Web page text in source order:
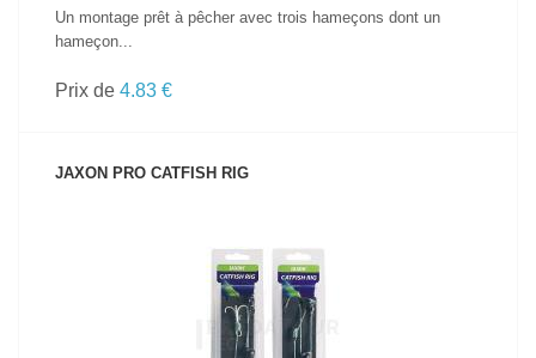
Un montage prêt à pêcher avec trois hameçons dont un
hameçon...
Prix de 4.83 €
JAXON PRO CATFISH RIG
VOIR LE PRODUIT